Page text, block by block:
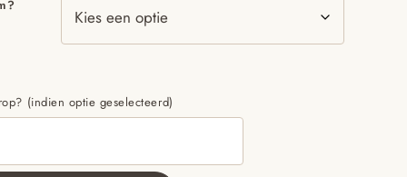
(indien optie geselecteerd)